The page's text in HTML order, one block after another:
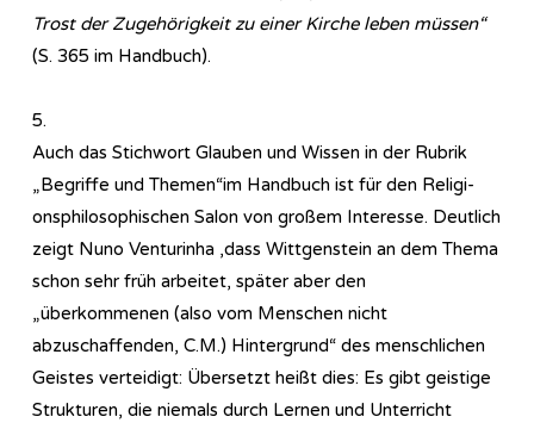
Trost der Zugehörigkeit zu einer Kirche leben müssen“
(S. 365 im Handbuch).
5.
Auch das Stichwort Glauben und Wissen in der Rubrik
„Begriffe und Themen“im Handbuch ist für den Re­li­gi­
ons­phi­lo­so­phi­sch­en Salon von großem Interesse. Deutlich
zeigt Nuno Venturinha ,dass Wittgenstein an dem Thema
schon sehr früh arbeitet, später aber den
„überkommenen (also vom Menschen nicht
abzuschaffenden, C.M.) Hintergrund“ des menschlichen
Geistes verteidigt: Übersetzt heißt dies: Es gibt geistige
Strukturen, die niemals durch Lernen und Unterricht